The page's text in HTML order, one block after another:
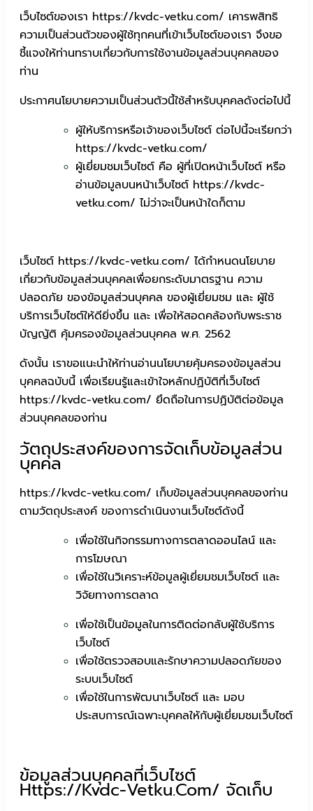
เว็บไซต์ของเรา https://kvdc-vetku.com/ เคารพสิทธิ
ความเป็นส่วนตัวของผู้ใช้ทุกคนที่เข้าเว็บไซต์ของเรา จึงขอ
ชี้แจงให้ท่านทราบเกี่ยวกับการใช้งานข้อมูลส่วนบุคคลของ
ท่าน
ประกาศนโยบายความเป็นส่วนตัวนี้ใช้สำหรับบุคคลดังต่อไปนี้
ผู้ให้บริการหรือเจ้าของเว็บไซต์ ต่อไปนี้จะเรียกว่า
https://kvdc-vetku.com/
ผู้เยี่ยมชมเว็บไซต์ คือ ผู้ที่เปิดหน้าเว็บไซต์ หรือ
อ่านข้อมูลบนหน้าเว็บไซต์ https://kvdc-
vetku.com/ ไม่ว่าจะเป็นหน้าใดก็ตาม
เว็บไซต์ https://kvdc-vetku.com/ ได้กำหนดนโยบาย
เกี่ยวกับข้อมูลส่วนบุคคลเพื่อยกระดับมาตรฐาน ความ
ปลอดภัย ของข้อมูลส่วนบุคคล ของผู้เยี่ยมชม และ ผู้ใช้
บริการเว็บไซต์ให้ดียิ่งขึ้น และ เพื่อให้สอดคล้องกับพระราช
บัญญัติ คุ้มครองข้อมูลส่วนบุคคล พ.ศ. 2562
ดังนั้น เราขอแนะนำให้ท่านอ่านนโยบายคุ้มครองข้อมูลส่วน
บุคคลฉบับนี้ เพื่อเรียนรู้และเข้าใจหลักปฏิบัติที่เว็บไซต์
https://kvdc-vetku.com/ ยึดถือในการปฏิบัติต่อข้อมูล
ส่วนบุคคลของท่าน
วัตถุประสงค์ของการจัดเก็บข้อมูลส่วน
บุคคล
https://kvdc-vetku.com/ เก็บข้อมูลส่วนบุคคลของท่าน
ตามวัตถุประสงค์ ของการดำเนินงานเว็บไซต์ดังนี้
เพื่อใช้ในกิจกรรมทางการตลาดออนไลน์ และ
การโฆษณา
เพื่อใช้ในวิเคราะห์ข้อมูลผู้เยี่ยมชมเว็บไซต์ และ
วิจัยทางการตลาด
เพื่อใช้เป็นข้อมูลในการติดต่อกลับผู้ใช้บริการ
เว็บไซต์
เพื่อใช้ตรวจสอบและรักษาความปลอดภัยของ
ระบบเว็บไซต์
เพื่อใช้ในการพัฒนาเว็บไซต์ และ มอบ
ประสบการณ์เฉพาะบุคคลใหักับผู้เยี่ยมชมเว็บไซต์
ข้อมูลส่วนบุคคลที่เว็บไซต์
Https://kvdc-Vetku.com/ จัดเก็บ